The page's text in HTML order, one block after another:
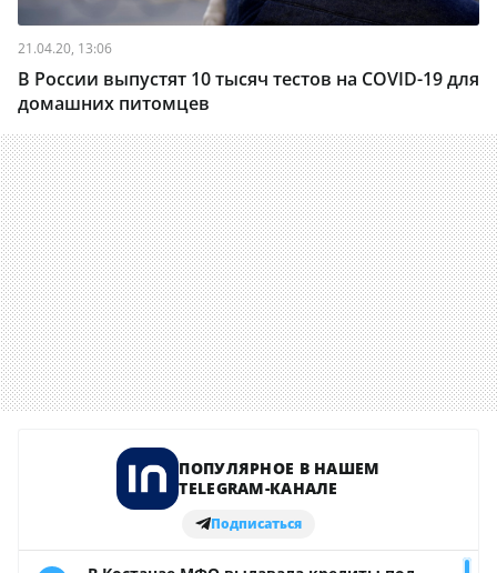
21.04.20, 13:06
В России выпустят 10 тысяч тестов на COVID-19 для
домашних питомцев